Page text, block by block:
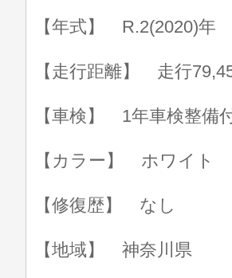
【年式】 R.2(2020)年
【走行距離】 走行
【車検】 1年車検整備
【カラー】 ホワイト
【修復歴】 なし
【地域】 神奈川県